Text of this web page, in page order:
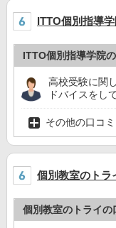
ITTO個別指導
ITTO個別指導学院
高校受験に関
ドバイスをし
その他の口コ
個別教室のトラ
個別教室のトライの